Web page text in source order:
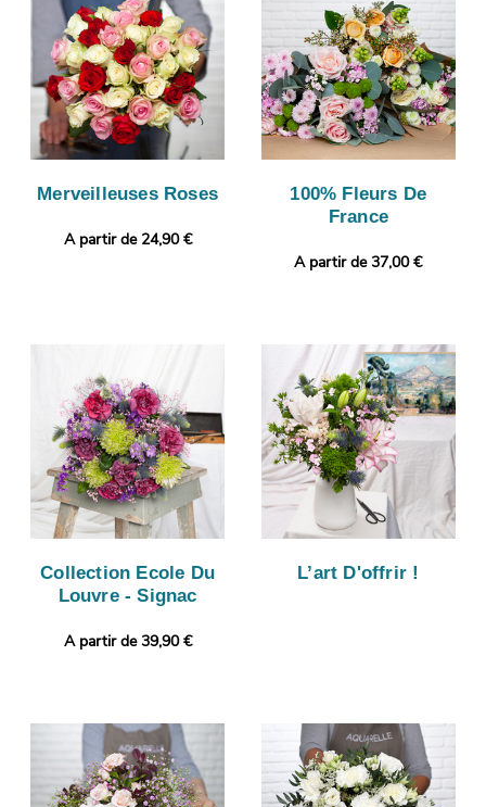
Merveilleuses Roses
A partir de 24,90 €
100% Fleurs De
France
A partir de 37,00 €
Collection Ecole Du
Louvre - Signac
A partir de 39,90 €
L’art D'offrir !